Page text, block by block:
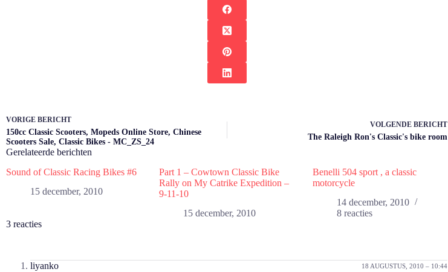
VORIGE BERICHT
150cc Classic Scooters, Mopeds Online Store, Chinese
Scooters Sale, Classic Bikes - MC_ZS_24
VOLGENDE BERICHT
The Raleigh Ron's Classic's bike room
Gerelateerde berichten
Sound of Classic Racing Bikes #6
15 december, 2010
Part 1 – Cowtown Classic Bike
Rally on My Catrike Expedition –
9-11-10
15 december, 2010
Benelli 504 sport , a classic
motorcycle
14 december, 2010
8 reacties
3 reacties
liyanko 18 AUGUSTUS, 2010 – 10:44